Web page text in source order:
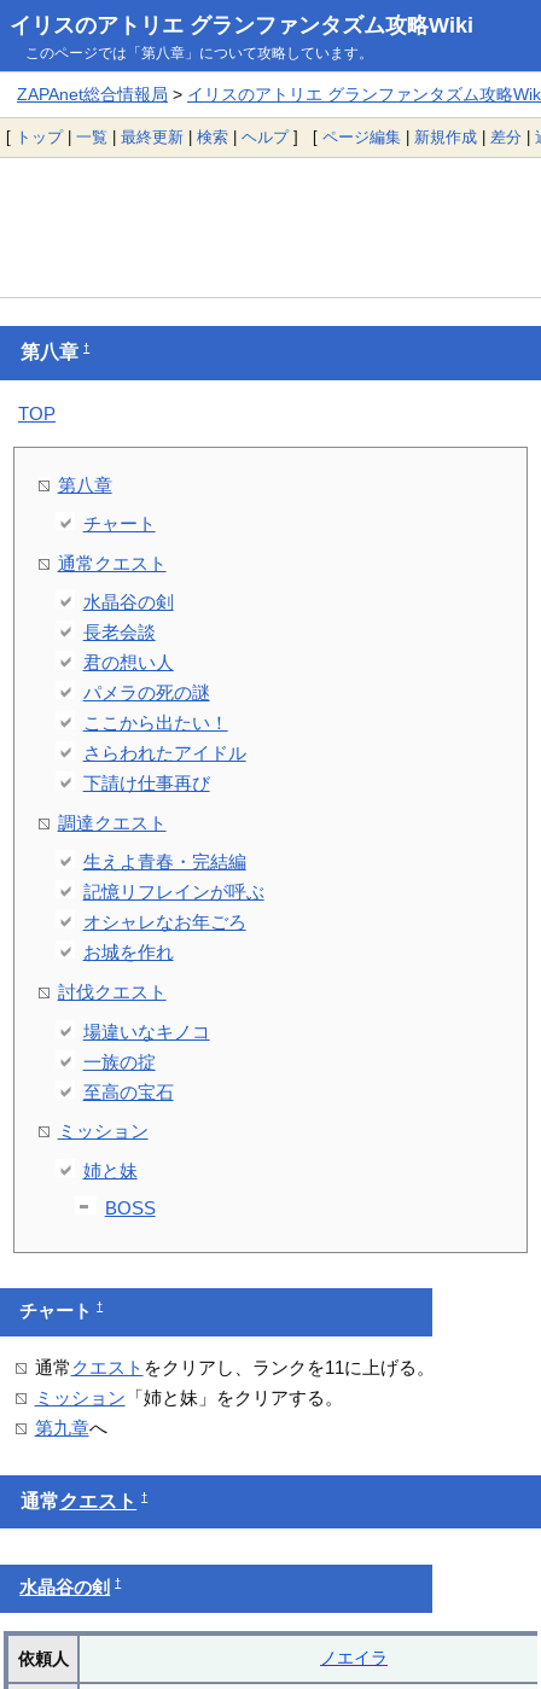
イリスのアトリエ グランファンタズム攻略Wiki
このページでは「第八章」について攻略しています。
ZAPAnet総合情報局 > イリスのアトリエ グランファンタズム攻略
[ トップ| 一覧 | 最終更新 | 検索 | ヘルプ] [ ページ編集 | 新規作成 | 差分 |
第八章†
TOP
第八章
チャート
通常クエスト
水晶谷の剣
長老会談
君の想い人
パメラの死の謎
ここから出たい！
さらわれたアイドル
下請け仕事再び
調達クエスト
生えよ青春・完結編
記憶リフレインが呼ぶ
オシャレなお年ごろ
お城を作れ
討伐クエスト
場違いなキノコ
一族の掟
至高の宝石
ミッション
姉と妹
BOSS
チャート†
通常 クエスト をクリアし、ランクを11に上げる。
ミッション 「姉と妹」をクリアする。
第九章へ
通常クエスト †
水晶谷の剣 †
依頼人 ノエイラ